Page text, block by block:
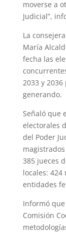
moverse a
Judicial”,
La
María
fecha las
2033 y
generando.
Señaló que
electorales
del Poder
385 jueces
locales: 424
entidades
Informó
Comisión